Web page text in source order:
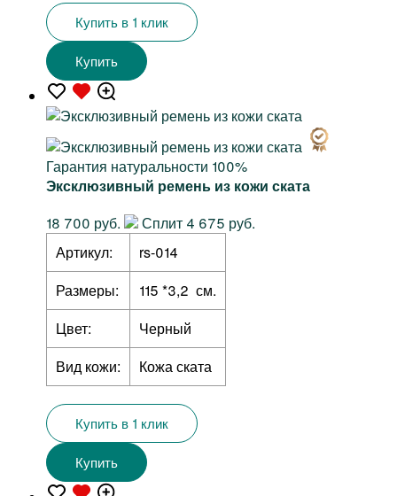
Купить в 1 клик
Купить
Гарантия натуральности 100%
Эксклюзивный ремень из кожи ската
18 700 руб.
Сплит 4 675 руб.
Артикул:
rs-014
Размеры:
115 *3,2 см.
Цвет:
Черный
Вид кожи:
Кожа ската
Купить в 1 клик
Купить